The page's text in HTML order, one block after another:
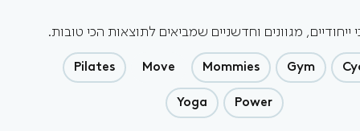
ייחודיים, מגוונים וחדשניים שמביאים לתוצאות הכי טובות.
Gym
Mommies
Move
Pilates
Power
Yoga